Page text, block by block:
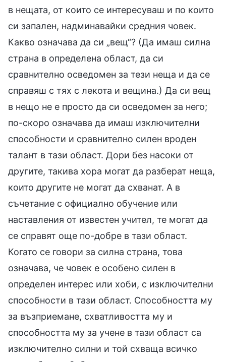
в нещата, от които се интересуваш и по които
си запален, надминавайки средния човек.
Какво означава да си „вещ“? (Да имаш силна
страна в определена област, да си
сравнително осведомен за тези неща и да се
справяш с тях с лекота и вещина.) Да си вещ
в нещо не е просто да си осведомен за него;
по-скоро означава да имаш изключителни
способности и сравнително силен вроден
талант в тази област. Дори без насоки от
другите, такива хора могат да разберат неща,
които другите не могат да схванат. А в
съчетание с официално обучение или
наставления от известен учител, те могат да
се справят още по-добре в тази област.
Когато се говори за силна страна, това
означава, че човек е особено силен в
определен интерес или хоби, с изключителни
способности в тази област. Способността му
за възприемане, схватливостта му и
способността му за учене в тази област са
изключително силни и той схваща всичко